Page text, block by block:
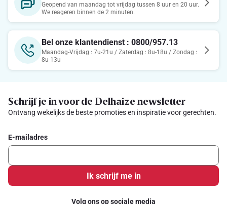
Geopend van maandag tot vrijdag tussen 8 uur en 20 uur.
We reageren binnen de 2 minuten.
Bel onze klantendienst : 0800/957.13
Maandag-Vrijdag : 7u-21u / Zaterdag : 8u-18u / Zondag :
8u-13u
Schrijf je in voor de Delhaize newsletter
Ontvang wekelijks de beste promoties en inspiratie voor gerechten.
E-mailadres
Ik schrijf me in
Volg ons op sociale media